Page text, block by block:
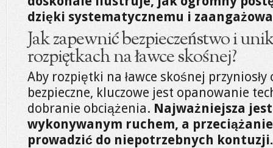
dzięki systematycznemu i
Jak zapewnić bezpieczeństwo i
rozpiętkach na ławce skośnej?
Aby rozpiętki na ławce skośnej przyniosły
bezpieczne, kluczowe jest opanowanie
dobranie obciążenia. Najważniejsza
wykonywanym ruchem, a
prowadzić do niepotrzebnych kontuzji.